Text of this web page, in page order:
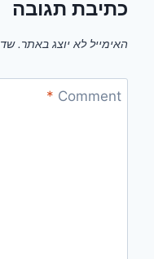
כתיבת תגובה
האימייל לא יוצג באתר.
Comment
*